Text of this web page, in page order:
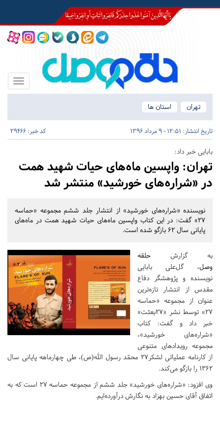
Toggle
تهران
استان ها
تاریخ انتشار: 12:51 - 9 مرداد 1396 کد خبر: 29466
بابایی خبر داد:
تهران: واپسین ماه‌های حیات شهید همت
در «شراره‌های خورشید» منتشر شد
نویسنده «شراره‌های خورشید» از انتشار جلد ششم مجموعه «حماسه
27» گفت: در این کتاب واپسین ماه‌های حیات شهید همت در ماه‌های
پایانی سال 62 بازگو شده است.
به گزارش حلقه
وصل، گل‌علی بابایی
نویسنده و پژوهشگر دفاع
مقدس از انتشار تازه‌ترین
عنوان از مجموعه «حماسه
27» توسط نشر «27بعثت»
خبر داد و گفت: کتاب
«شراره‌های خورشید»،
مجموعه رویدادهای متنوعی
از کارنامه عملیاتی لشکر27 محمّد رسول الله(ص)، طی چهارماهه‌ پایانی سال
1362 را بازگو می‌کند.
وی افزود: «شراره‌های خورشید» جلد ششم از مجموعه‌ حماسه 27 است که به
اتفاق آقای حسین بهزاد به نگارش درآورده‌ایم.